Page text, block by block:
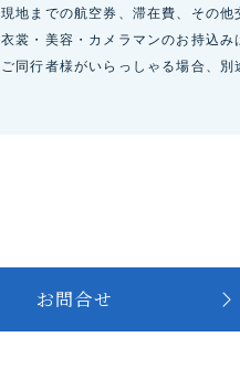
現地までの航空券、滞在費、その
衣裳・美容・カメラマンのお持込
ご同行者様がいらっしゃる場合、
お問合せ